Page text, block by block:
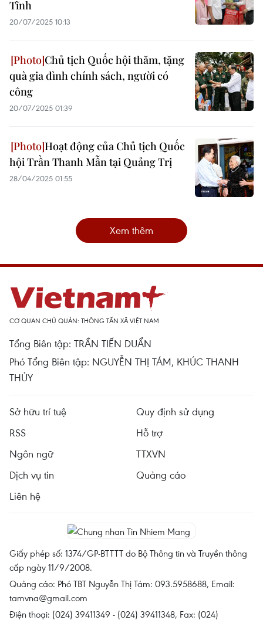
Tĩnh
20/07/2025 10:13
Chủ tịch Quốc hội thăm, tặng
quà gia đình chính sách, người có
công
20/07/2025 01:39
Hoạt động của Chủ tịch Quốc
hội Trần Thanh Mẫn tại Quảng Trị
28/04/2025 01:55
Xem thêm
CƠ QUAN CHỦ QUẢN: THÔNG TẤN XÃ VIỆT NAM
Tổng Biên tập: TRẦN TIẾN DUẨN
Phó Tổng Biên tập: NGUYỄN THỊ TÁM, KHÚC THANH
THỦY
Sở hữu trí tuệ
Quy định sử dụng
RSS
Hỗ trợ
Ngôn ngữ
TTXVN
Dịch vụ tin
Quảng cáo
Liên hệ
Giấy phép số: 1374/GP-BTTTT do Bộ Thông tin và Truyền thông
cấp ngày 11/9/2008.
Quảng cáo: Phó TBT Nguyễn Thị Tám: 093.5958688, Email:
tamvna@gmail.com
Điện thoại: (024) 39411349 - (024) 39411348, Fax: (024)